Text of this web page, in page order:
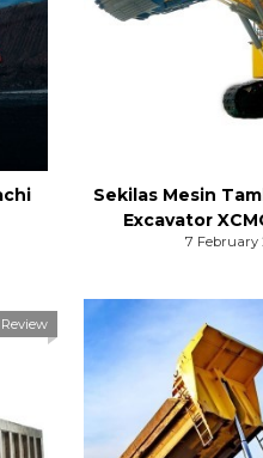
Sekilas Mesin
Excavator
7 February
Review